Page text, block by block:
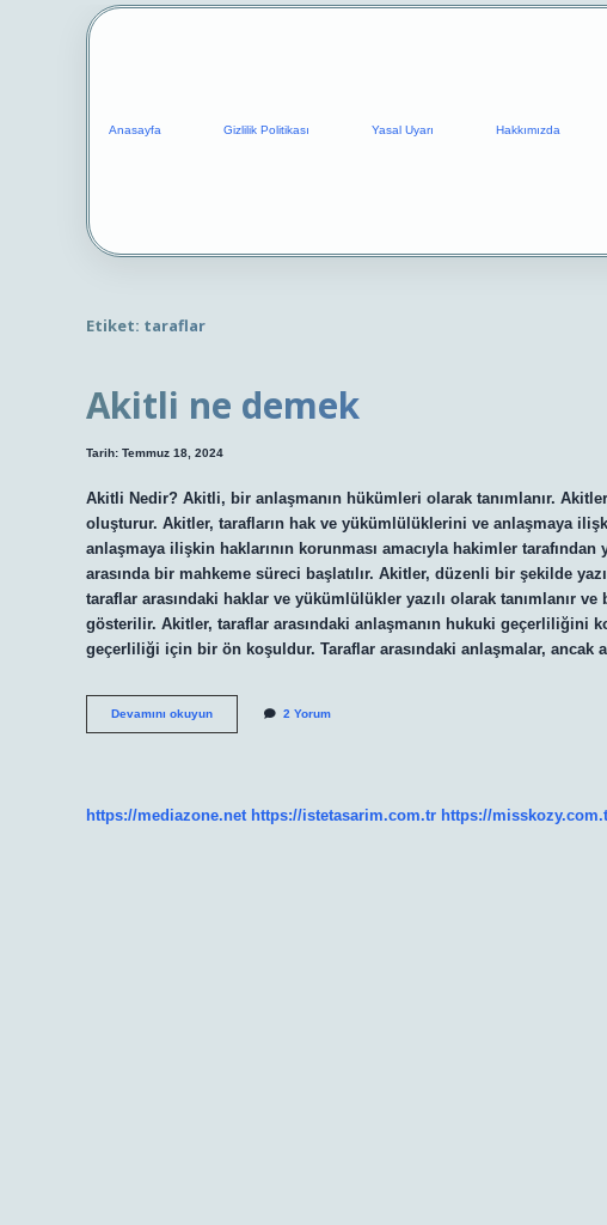
Anasayfa Gizlilik Politikası Yasal Uyarı Hakkımızda
Etiket: taraflar
Akitli ne demek
Tarih: Temmuz 18, 2024
Akitli Nedir? Akitli, bir anlaşmanın hükümleri olarak tanımlanır.
oluşturur. Akitler, tarafların hak ve yükümlülüklerini ve anlaşmaya
anlaşmaya ilişkin haklarının korunması amacıyla hakimler
arasında bir mahkeme süreci başlatılır. Akitler, düzenli bir şekilde
taraflar arasındaki haklar ve yükümlülükler yazılı olarak tanımlanır
gösterilir. Akitler, taraflar arasındaki anlaşmanın hukuki geçerliliğini
geçerliliği için bir ön koşuldur. Taraflar arasındaki anlaşmalar, ancak
Devamını okuyunAkitli
ne
2 Yorum
https://mediazone.net https://istetasarim.com.tr https://